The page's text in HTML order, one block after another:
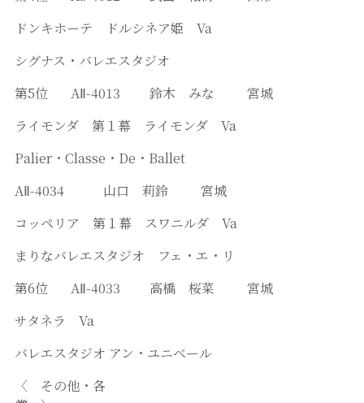
ドンキホーテ ドルシネア姫 Va
シグナス・バレエスタジオ
第5位 AⅡ-4013 鈴木 みな 宮城
ライモンダ 第１幕 ライモンダ Va
Palier・Classe・De・Ballet
AⅡ-4034 山口 莉鈴 宮城
コッペリア 第１幕 スワニルダ Va
まりなバレエスタジオ フェ・エ・リ
第6位 AⅡ-4033 高橋 桜菜 宮城
サタネラ Va
バレエスタジオ アン・ユニベール
〈 その他・各